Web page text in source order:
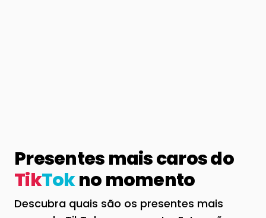
Presentes mais caros do
TikTokno momento
Descubra quais são os presentes mais